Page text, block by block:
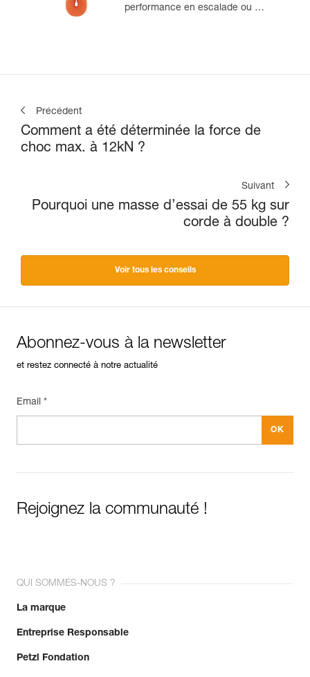
performance en escalade ou en
Précédent
Comment a été déterminée la force de
choc max. à 12kN ?
Suivant
Pourquoi une masse d’essai de 55 kg sur
corde à double ?
Voir tous les conseils
Abonnez-vous à la newsletter
et restez connecté à notre actualité
Email *
Rejoignez la communauté !
QUI SOMMES-NOUS ?
La marque
Entreprise Responsable
Petzl Fondation